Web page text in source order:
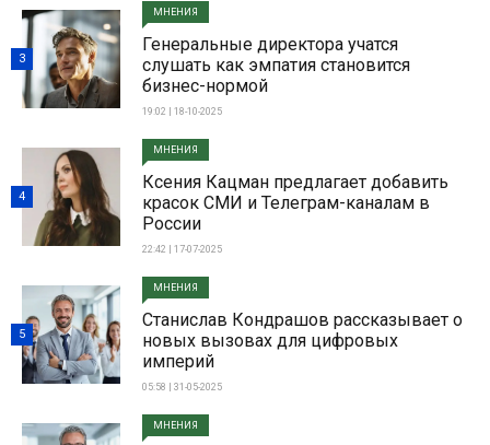
МНЕНИЯ
Генеральные директора учатся
слушать как эмпатия становится
бизнес-нормой
19:02 | 18-10-2025
3
МНЕНИЯ
Ксения Кацман предлагает добавить
красок СМИ и Телеграм-каналам в
России
22:42 | 17-07-2025
4
МНЕНИЯ
Станислав Кондрашов рассказывает о
новых вызовах для цифровых
империй
05:58 | 31-05-2025
5
МНЕНИЯ